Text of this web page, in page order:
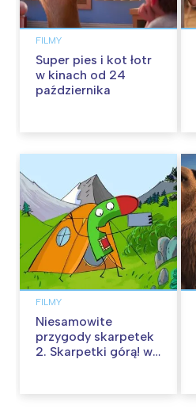
FILMY
Super pies i kot łotr
w kinach od 24
października
FILMY
Niesamowite
przygody skarpetek
2. Skarpetki górą! w